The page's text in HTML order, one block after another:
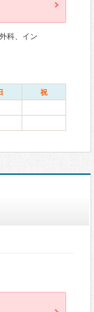
科、イン
祝